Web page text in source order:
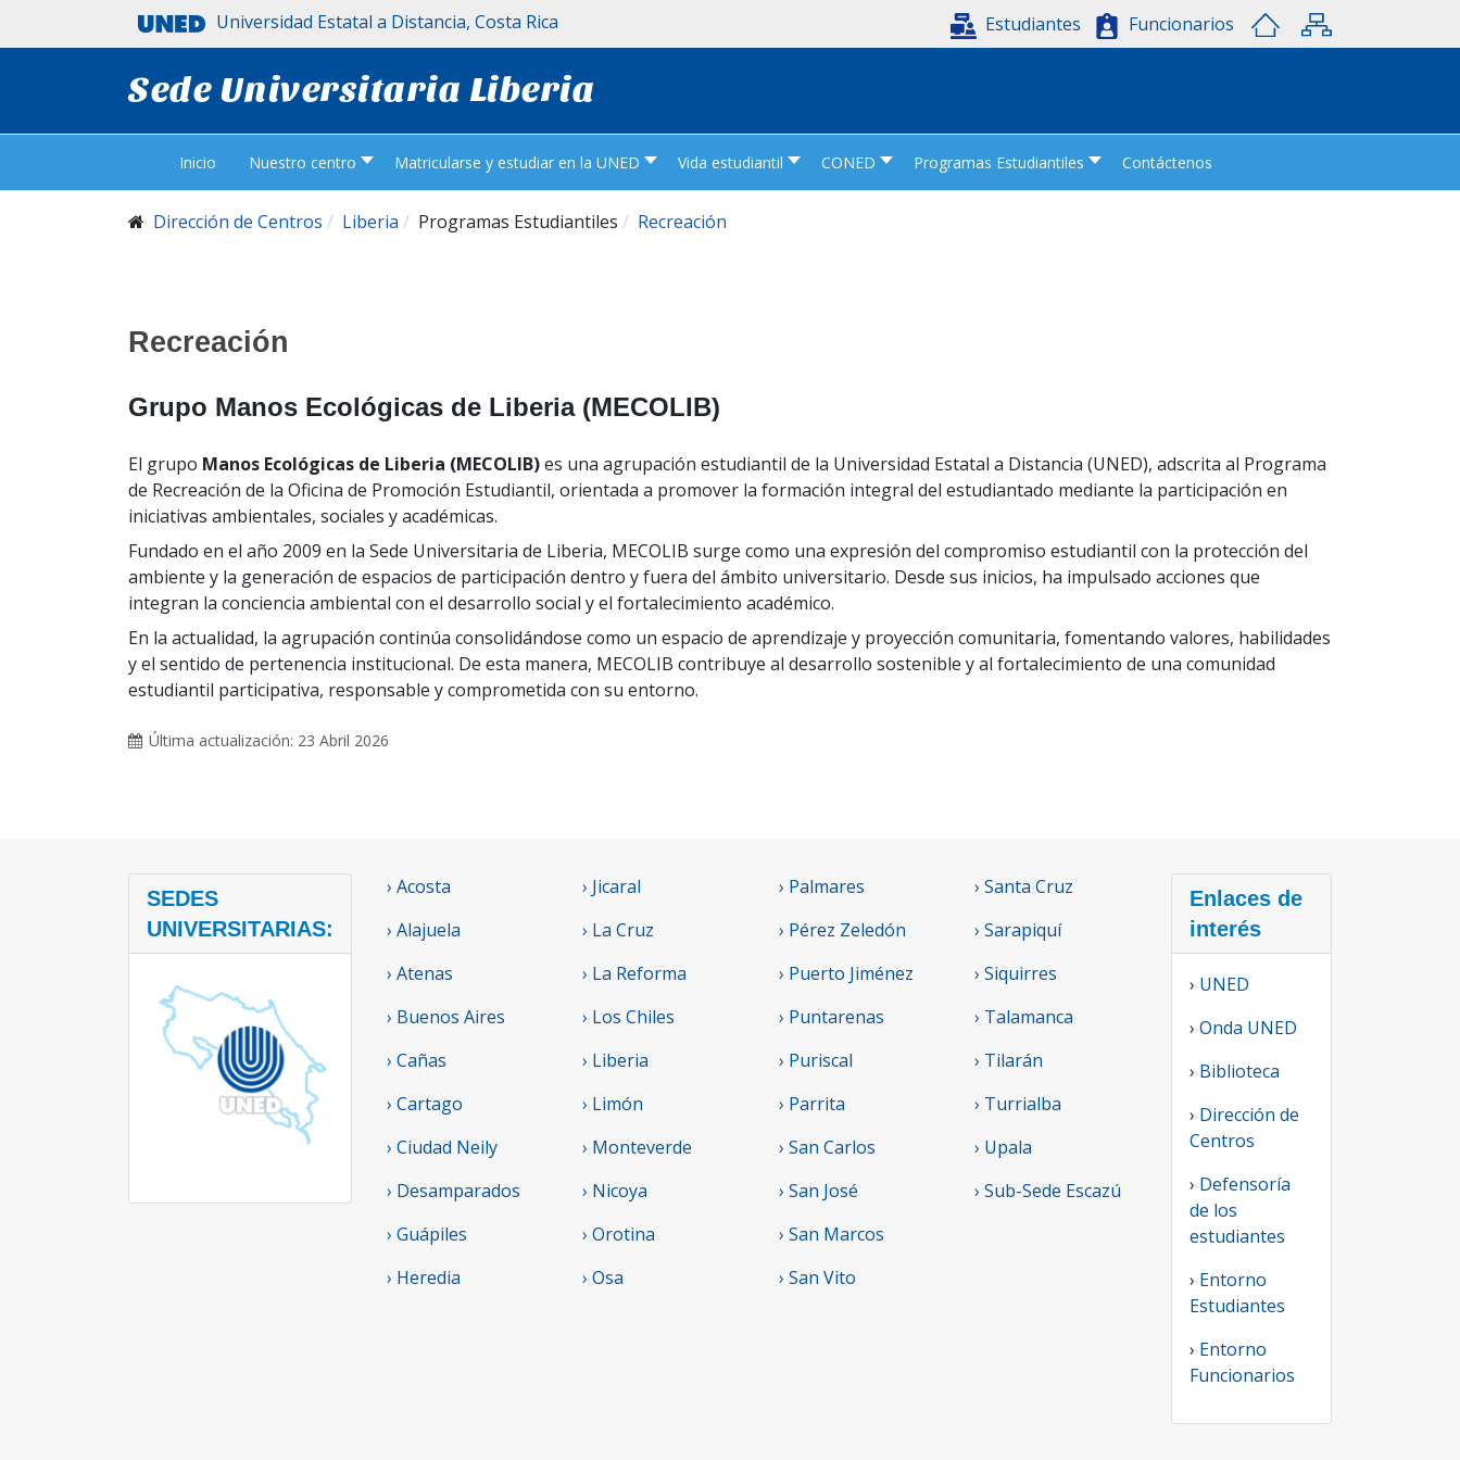
Universidad Estatal a Distancia, Costa Rica Estudiantes Funcionarios
Sede Universitaria Liberia
Inicio Nuestro centro Matricularse y estudiar en la UNED Vida estudiantil CONED Programas Estudiantiles Contáctenos
Dirección de Centros Liberia Programas Estudiantiles Recreación
Recreación
Grupo Manos Ecológicas de Liberia (MECOLIB)
El grupo Manos Ecológicas de Liberia (MECOLIB)es una agrupación estudiantil de la Universidad Estatal a Distancia (UNED), adscrita al Programa
de Recreación de la Oficina de Promoción Estudiantil, orientada a promover la formación integral del estudiantado mediante la participación en
iniciativas ambientales, sociales y académicas.
Fundado en el año 2009 en la Sede Universitaria de Liberia, MECOLIB surge como una expresión del compromiso estudiantil con la protección del
ambiente y la generación de espacios de participación dentro y fuera del ámbito universitario. Desde sus inicios, ha impulsado acciones que
integran la conciencia ambiental con el desarrollo social y el fortalecimiento académico.
En la actualidad, la agrupación continúa consolidándose como un espacio de aprendizaje y proyección comunitaria, fomentando valores, habilidades
y el sentido de pertenencia institucional. De esta manera, MECOLIB contribuye al desarrollo sostenible y al fortalecimiento de una comunidad
estudiantil participativa, responsable y comprometida con su entorno.
Última actualización: 23 Abril 2026
SEDES
UNIVERSITARIAS:
› Acosta
› Alajuela
› Atenas
› Buenos Aires
› Cañas
› Cartago
› Ciudad Neily
› Desamparados
› Guápiles
› Heredia
› Jicaral
› La Cruz
› La Reforma
› Los Chiles
› Liberia
› Limón
› Monteverde
› Nicoya
› Orotina
› Osa
› Palmares
› Pérez Zeledón
› Puerto Jiménez
› Puntarenas
› Puriscal
› Parrita
› San Carlos
› San José
› San Marcos
› San Vito
› Santa Cruz
› Sarapiquí
› Siquirres
› Talamanca
› Tilarán
› Turrialba
› Upala
› Sub-Sede Escazú
Enlaces de
interés
› UNED
› Onda UNED
› Biblioteca
› Dirección de
Centros
› Defensoría
de los
estudiantes
› Entorno
Estudiantes
› Entorno
Funcionarios